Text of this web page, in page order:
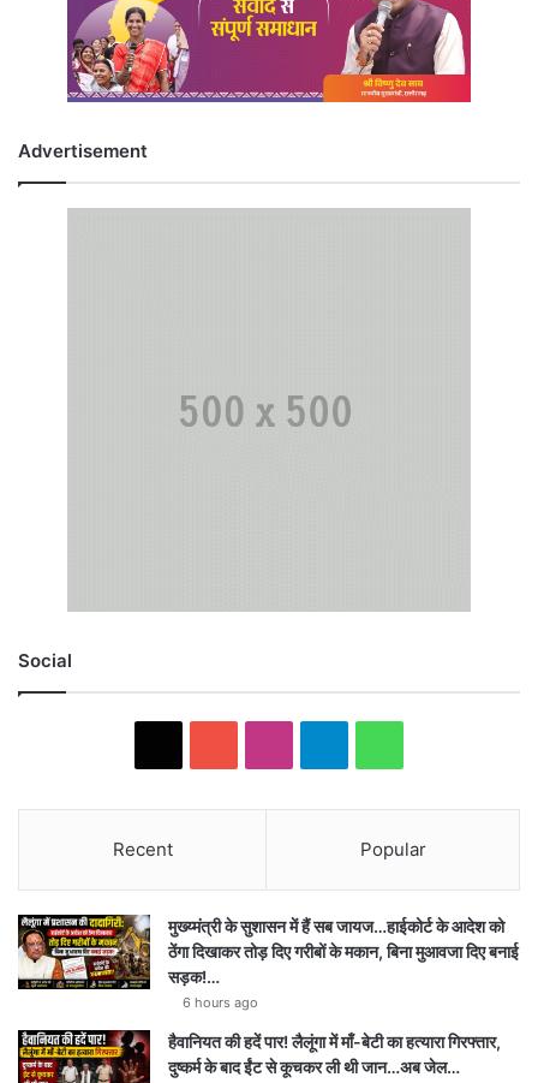
Advertisement
Social
Recent Popular
मुख्य्मंत्री के सुशासन में हैं सब जायज…हाईकोर्ट के आदेश को
ठेंगा दिखाकर तोड़ दिए गरीबों के मकान, बिना मुआवजा दिए बनाई
सड़क!…
6 hours ago
हैवानियत की हदें पार! लैलूंगा में माँ-बेटी का हत्यारा गिरफ्तार,
दुष्कर्म के बाद ईंट से कूचकर ली थी जान…अब जेल…